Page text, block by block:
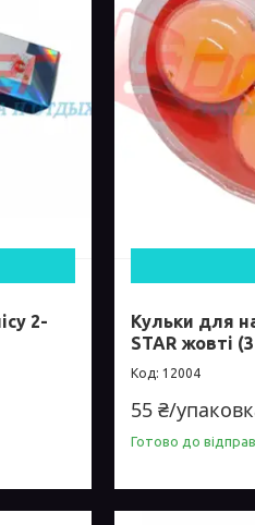
2-
Кульки для
STAR жовті
12004
55 ₴/
Готово до